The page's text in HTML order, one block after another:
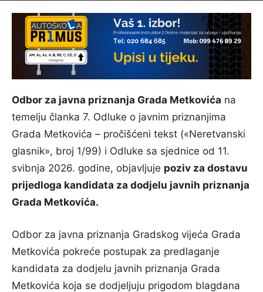
Odbor za javna priznanja Grada Metkovića na
temelju članka 7. Odluke o javnim priznanjima
Grada Metkovića – pročišćeni tekst («Neretvanski
glasnik», broj 1/99) i Odluke sa sjednice od 11.
svibnja 2026. godine, objavljuje poziv za dostavu
prijedloga kandidata za dodjelu javnih priznanja
Grada Metkovića.
Odbor za javna priznanja Gradskog vijeća Grada
Metkovića pokreće postupak za predlaganje
kandidata za dodjelu javnih priznanja Grada
Metkovića koja se dodjeljuju prigodom blagdana